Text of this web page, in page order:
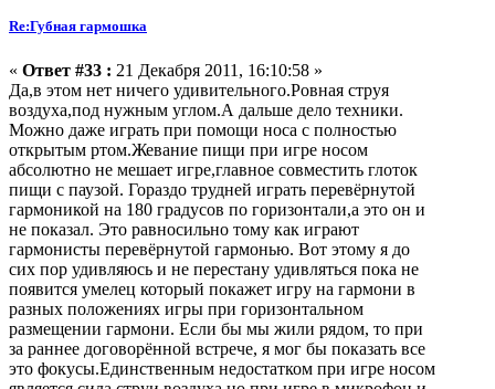
Re:Губная гармошка
« Ответ #33 : 21 Декабря 2011, 16:10:58 »
Да,в этом нет ничего удивительного.Ровная струя
воздуха,под нужным углом.А дальше дело техники.
Можно даже играть при помощи носа с полностью
открытым ртом.Жевание пищи при игре носом
абсолютно не мешает игре,главное совместить глоток
пищи с паузой. Гораздо трудней играть перевёрнутой
гармоникой на 180 градусов по горизонтали,а это он и
не показал. Это равносильно тому как играют
гармонисты перевёрнутой гармонью. Вот этому я до
сих пор удивляюсь и не перестану удивляться пока не
появится умелец который покажет игру на гармони в
разных положениях игры при горизонтальном
размещении гармони. Если бы мы жили рядом, то при
за раннее договорённой встрече, я мог бы показать все
это фокусы.Единственным недостатком при игре носом